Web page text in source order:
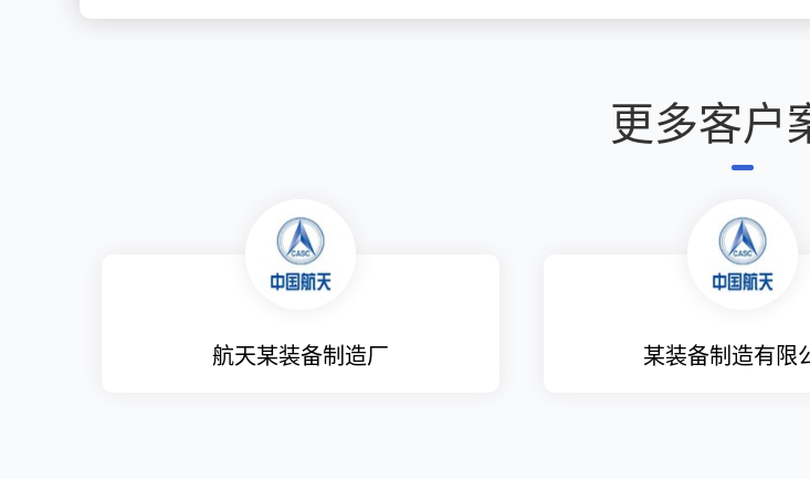
更多客户
入
文
本
容
航天某装备制造厂 某装备制造有限